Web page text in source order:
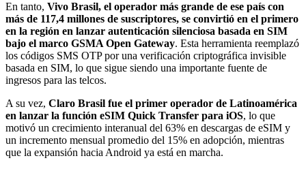
En tanto, Vivo Brasil, el operador más grande de ese país con
más de 117,4 millones de suscriptores, se convirtió en el primero
en la región en lanzar autenticación silenciosa basada en SIM
bajo el marco GSMA Open Gateway. Esta herramienta reemplazó
los códigos SMS OTP por una verificación criptográfica invisible
basada en SIM, lo que sigue siendo una importante fuente de
ingresos para las telcos.
A su vez, Claro Brasil fue el primer operador de Latinoamérica
en lanzar la función eSIM Quick Transfer para iOS, lo que
motivó un crecimiento interanual del 63% en descargas de eSIM y
un incremento mensual promedio del 15% en adopción, mientras
que la expansión hacia Android ya está en marcha.